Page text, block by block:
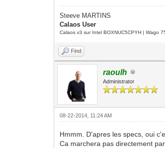
Steeve MARTINS
Calaos User
Calaos v3 sur Intel BOXNUC5CPYH | Wago
Find
raoulh
Administrator
08-22-2014, 11:24 AM
Hmmm. D'apres les specs, oui
Ca marchera pas directement